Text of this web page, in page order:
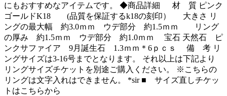
にもおすすめなアイテムです。 ◆商品詳細 材 質 ピンク
ゴールドK18 (品質を保証するk18の刻印） 大きさ リ
ングの最大幅 約3.0ｍｍ ウデ部分 約1.5ｍｍ リング
の厚み 約1.5ｍｍ ウデ部分 約1.0ｍｍ 宝石 天然石 ピ
ンクサファイア 9月誕生石 1.3ｍｍ＊6ｐｃｓ 備 考 リ
ングサイズは3-16号までとなります。 それ以上は下記より
リングサイズチケットを別途ご購入ください。 ※こちらの
リングは文字入れはできません。 *sir ■ サイズ直しチケッ
トはこちらから